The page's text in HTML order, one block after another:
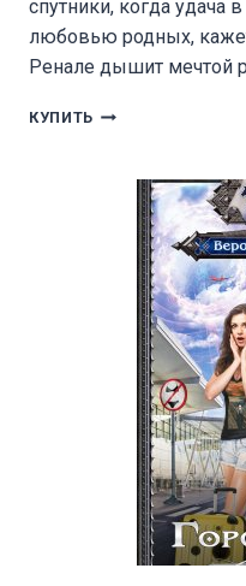
спутники, когда удача
любовью родных,
Ренале дышит мечтой
КУПИТЬ САНАРА